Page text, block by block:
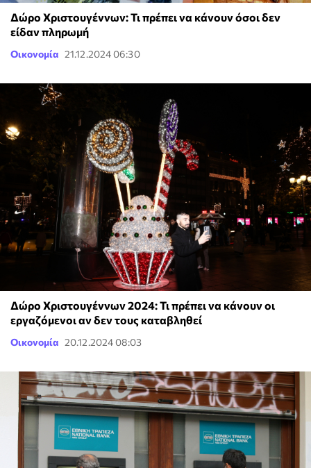
Δώρο Χριστουγέννων: Τι πρέπει να κάνουν όσοι δεν
είδαν πληρωμή
Οικονομία 21.12.2024 06:30
Δώρο Χριστουγέννων 2024: Τι πρέπει να κάνουν οι
εργαζόμενοι αν δεν τους καταβληθεί
Οικονομία 20.12.2024 08:03